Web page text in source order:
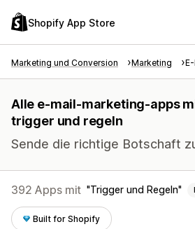
Shopify App Store
Marketing und Conversion Marketing
Alle e-mail-marketing-apps
trigger und regeln
Sende die richtige Botschaft
392 Apps mit Trigger und Regeln
Built for Shopify